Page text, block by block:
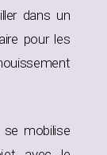
dans un
pour les
se mobilise